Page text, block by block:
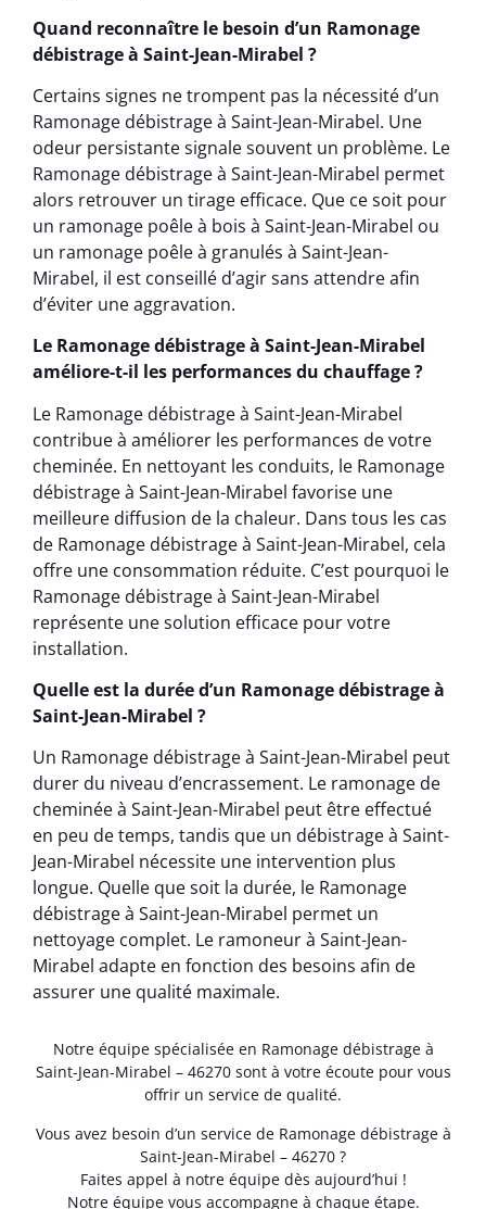
Quand reconnaître le besoin d’un Ramonage
débistrage à Saint-Jean-Mirabel ?
Certains signes ne trompent pas la nécessité d’un
Ramonage débistrage à Saint-Jean-Mirabel. Une
odeur persistante signale souvent un problème. Le
Ramonage débistrage à Saint-Jean-Mirabel permet
alors retrouver un tirage efficace. Que ce soit pour
un ramonage poêle à bois à Saint-Jean-Mirabel ou
un ramonage poêle à granulés à Saint-Jean-
Mirabel, il est conseillé d’agir sans attendre afin
d’éviter une aggravation.
Le Ramonage débistrage à Saint-Jean-Mirabel
améliore-t-il les performances du chauffage ?
Le Ramonage débistrage à Saint-Jean-Mirabel
contribue à améliorer les performances de votre
cheminée. En nettoyant les conduits, le Ramonage
débistrage à Saint-Jean-Mirabel favorise une
meilleure diffusion de la chaleur. Dans tous les cas
de Ramonage débistrage à Saint-Jean-Mirabel, cela
offre une consommation réduite. C’est pourquoi le
Ramonage débistrage à Saint-Jean-Mirabel
représente une solution efficace pour votre
installation.
Quelle est la durée d’un Ramonage débistrage à
Saint-Jean-Mirabel ?
Un Ramonage débistrage à Saint-Jean-Mirabel peut
durer du niveau d’encrassement. Le ramonage de
cheminée à Saint-Jean-Mirabel peut être effectué
en peu de temps, tandis que un débistrage à Saint-
Jean-Mirabel nécessite une intervention plus
longue. Quelle que soit la durée, le Ramonage
débistrage à Saint-Jean-Mirabel permet un
nettoyage complet. Le ramoneur à Saint-Jean-
Mirabel adapte en fonction des besoins afin de
assurer une qualité maximale.
Notre équipe spécialisée en Ramonage débistrage à
Saint-Jean-Mirabel – 46270 sont à votre écoute pour vous
offrir un service de qualité.
Vous avez besoin d’un service de Ramonage débistrage à
Saint-Jean-Mirabel – 46270 ?
Faites appel à notre équipe dès aujourd’hui !
Notre équipe vous accompagne à chaque étape.